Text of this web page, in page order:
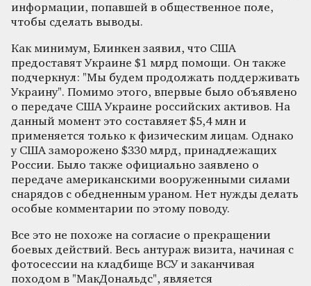
информации, попавшей в общественное поле,
чтобы сделать выводы.
Как минимум, Блинкен заявил, что США
предоставят Украине $1 млрд помощи. Он также
подчеркнул: "Мы будем продолжать поддерживать
Украину". Помимо этого, впервые было объявлено
о передаче США Украине российских активов. На
данный момент это составляет $5,4 млн и
применяется только к физическим лицам. Однако
у США заморожено $330 млрд, принадлежащих
России. Было также официально заявлено о
передаче американскими вооруженными силами
снарядов с обедненным ураном. Нет нужды делать
особые комментарии по этому поводу.
Все это не похоже на согласие о прекращении
боевых действий. Весь антураж визита, начиная с
фотосессии на кладбище ВСУ и заканчивая
походом в "МакДональдс", является